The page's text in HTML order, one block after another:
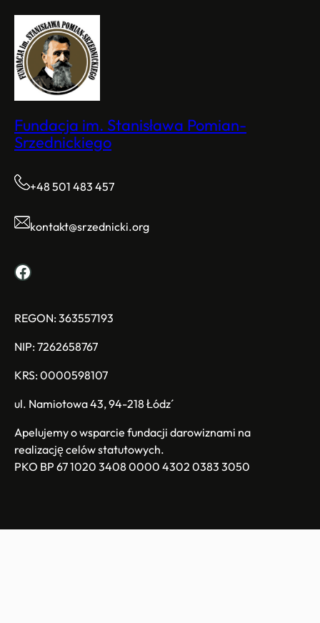
Fundacja im. Stanisława Pomian-
Srzednickiego
+48 501 483 457
kontakt@srzednicki.org
Facebook
REGON: 363557193
NIP: 7262658767
KRS: 0000598107
ul. Namiotowa 43, 94-218 Łódź
Apelujemy o wsparcie fundacji darowiznami na
realizację celów statutowych.
PKO BP 67 1020 3408 0000 4302 0383 3050